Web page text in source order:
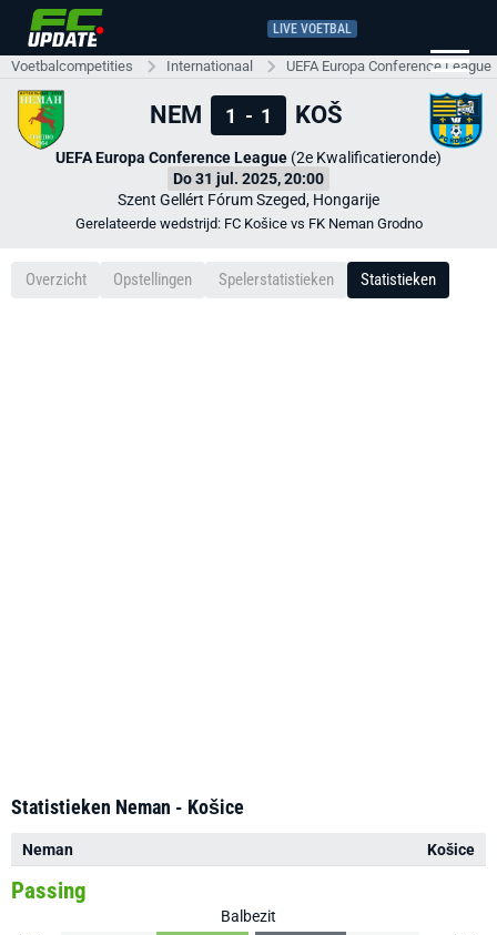
LIVE VOETBAL
Voetbalcompetities Internationaal UEFA Europa Conference League
NEM 1 - 1 KOŠ
UEFA Europa Conference League (2e Kwalificatieronde)
Do 31 jul. 2025, 20:00
Szent Gellért Fórum Szeged, Hongarije
Gerelateerde wedstrijd: FC Košice vs FK Neman Grodno
Overzicht Opstellingen Spelerstatistieken Statistieken
Statistieken Neman - Košice
Neman Košice
Passing
Balbezit